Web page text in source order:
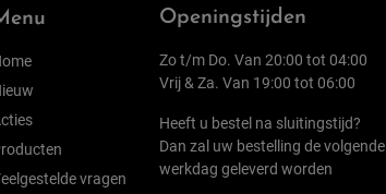
vragen
Openingstijden
Zo t/m Do. Van 20:00 tot 04:00
Vrij & Za. Van 19:00 tot 06:00
Heeft u bestel na sluitingstijd?
Dan zal uw bestelling de volgende
werkdag geleverd worden